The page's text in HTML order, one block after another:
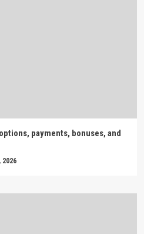
payments, bonuses, and
2026